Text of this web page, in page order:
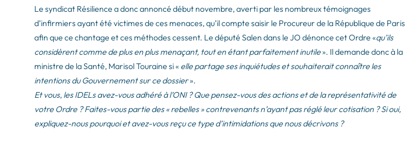
Le syndicat Résilience a donc annoncé début novembre, averti par les nombreux témoignages
d’infirmiers ayant été victimes de ces menaces, qu’il compte saisir le Procureur de la République de Paris
afin que ce chantage et ces méthodes cessent. Le député Salen dans le JO dénonce cet Ordre «qu’ils
considèrent comme de plus en plus menaçant, tout en étant parfaitement inutile». Il demande donc à la
ministre de la Santé, Marisol Touraine si « elle partage ses inquiétudes et souhaiterait connaître les
intentions du Gouvernement sur ce dossier».
Et vous, les IDELs avez-vous adhéré à l’ONI ? Que pensez-vous des actions et de la représentativité de
votre Ordre ? Faites-vous partie des « rebelles » contrevenants n’ayant pas réglé leur cotisation ? Si oui,
expliquez-nous pourquoi et avez-vous reçu ce type d’intimidations que nous décrivons ?